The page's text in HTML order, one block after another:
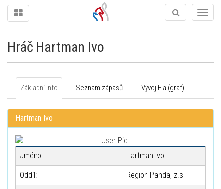
Hráč Hartman Ivo
Základní info Seznam zápasů Vývoj Ela (graf)
Hartman Ivo
Jméno: Hartman Ivo
Oddíl: Region Panda, z.s.